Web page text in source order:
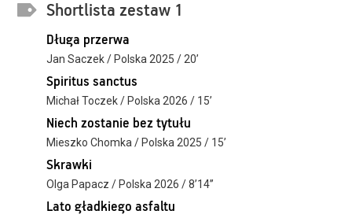
Shortlista zestaw 1
Długa przerwa
Jan Saczek / Polska 2025 / 20’
Spiritus sanctus
Michał Toczek / Polska 2026 / 15’
Niech zostanie bez tytułu
Mieszko Chomka / Polska 2025 / 15’
Skrawki
Olga Papacz / Polska 2026 / 8’14’’
Lato gładkiego asfaltu